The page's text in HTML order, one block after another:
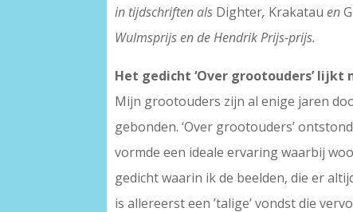
in tijdschriften als Dighter, Krakatau en
Wulmsprijs en de Hendrik Prijs-prijs.
Het gedicht ‘Over grootouders’
Mijn grootouders zijn al enige jaren
gebonden. ‘Over grootouders’
vormde een ideale ervaring waarbij
gedicht waarin ik de beelden, die er
is allereerst een ’talige’ vondst die